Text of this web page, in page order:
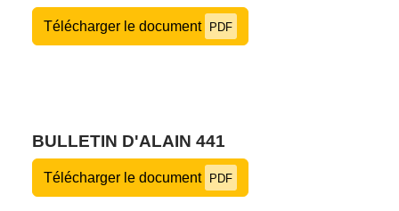
Télécharger le document PDF
BULLETIN D'ALAIN 441
Télécharger le document PDF